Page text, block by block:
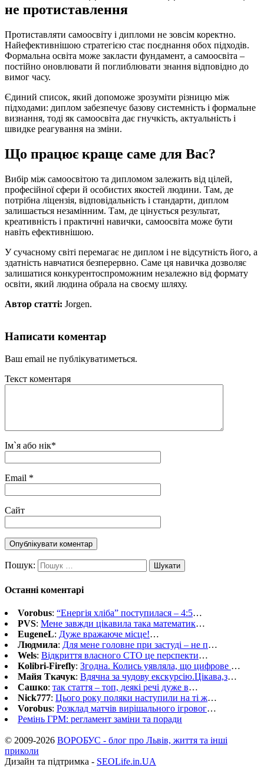
не протиставлення
Протиставляти самоосвіту і дипломи не зовсім коректно.
Найефективнішою стратегією стає поєднання обох підходів.
Формальна освіта може закласти фундамент, а самоосвіта –
постійно оновлювати й поглиблювати знання відповідно до
вимог часу.
Єдиний список, який допоможе зрозуміти різницю між
підходами: диплом забезпечує базову системність і формальне
визнання, тоді як самоосвіта дає гнучкість, актуальність і
швидке реагування на зміни.
Що працює краще саме для Вас?
Вибір між самоосвітою та дипломом залежить від цілей,
професійної сфери й особистих якостей людини. Там, де
потрібна ліцензія, відповідальність і стандарти, диплом
залишається незамінним. Там, де цінується результат,
креативність і практичні навички, самоосвіта може бути
навіть ефективнішою.
У сучасному світі перемагає не диплом і не відсутність його, а
здатність навчатися безперервно. Саме ця навичка дозволяє
залишатися конкурентоспроможним незалежно від формату
освіти, який людина обрала на своєму шляху.
Автор статті: Jorgen.
Написати коментар
Ваш email не публікуватиметься.
Текст коментаря
Ім`я або нік*
Email *
Сайт
Пошук:
Останні коментарі
Vorobus: “Енергія хліба” поступилася – 4:5…
PVS: Мене завжди цікавила така математик…
EugeneL: Дуже вражаюче місце!…
Людмила: Для мене головне при застуді – не п…
Wels: Відкриття власного СТО це перспекти…
Kolibri-Firefly: Згодна. Колись уявляла, що цифрове …
Майя Ткачук: Вдячна за чудову екскурсію.Цікава,з…
Сашко: так стаття – топ, деякі речі дуже в…
Nick777: Цього року поляки наступили на ті ж…
Vorobus: Розклад матчів вирішального ігровог…
Ремінь ГРМ: регламент заміни та поради
© 2009-2026 ВОРОБУС - блог про Львів, життя та інші
приколи
Дизайн та підтримка - SEOLife.in.UA